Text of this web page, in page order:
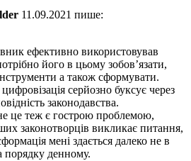
11.09.2021 пише:
ефективно використовував
його в цьому зобов’язати,
а також сформувати.
серйозно буксує через
законодавства.
це теж є гострою проблемою,
законотворців викликає питання,
мені здається далеко не в
порядку денному.